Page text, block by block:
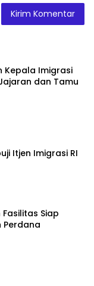
Kepala Imigrasi
dan Tamu
Itjen Imigrasi RI
Siap
Perdana